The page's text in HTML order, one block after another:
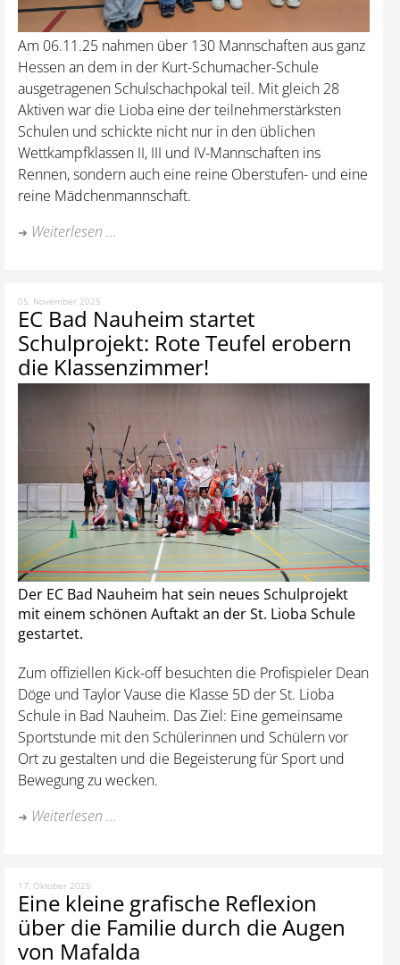
Am 06.11.25 nahmen über 130 Mannschaften aus ganz
Hessen an dem in der Kurt-Schumacher-Schule
ausgetragenen Schulschachpokal teil. Mit gleich 28
Aktiven war die Lioba eine der teilnehmerstärksten
Schulen und schickte nicht nur in den üblichen
Wettkampfklassen II, III und IV-Mannschaften ins
Rennen, sondern auch eine reine Oberstufen- und eine
reine Mädchenmannschaft.
Weiterlesen ...
05. November 2025
EC Bad Nauheim startet
Schulprojekt: Rote Teufel erobern
die Klassenzimmer!
Der EC Bad Nauheim hat sein neues Schulprojekt
mit einem schönen Auftakt an der St. Lioba Schule
gestartet.
Zum offiziellen Kick-off besuchten die Profispieler Dean
Döge und Taylor Vause die Klasse 5D der St. Lioba
Schule in Bad Nauheim. Das Ziel: Eine gemeinsame
Sportstunde mit den Schülerinnen und Schülern vor
Ort zu gestalten und die Begeisterung für Sport und
Bewegung zu wecken.
Weiterlesen ...
17. Oktober 2025
Eine kleine grafische Reflexion
über die Familie durch die Augen
von Mafalda